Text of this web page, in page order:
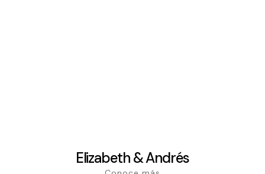
Elizabeth & Andrés